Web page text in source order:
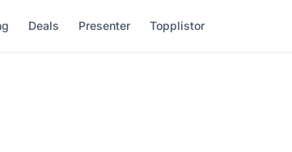
Deals Presenter Topplistor